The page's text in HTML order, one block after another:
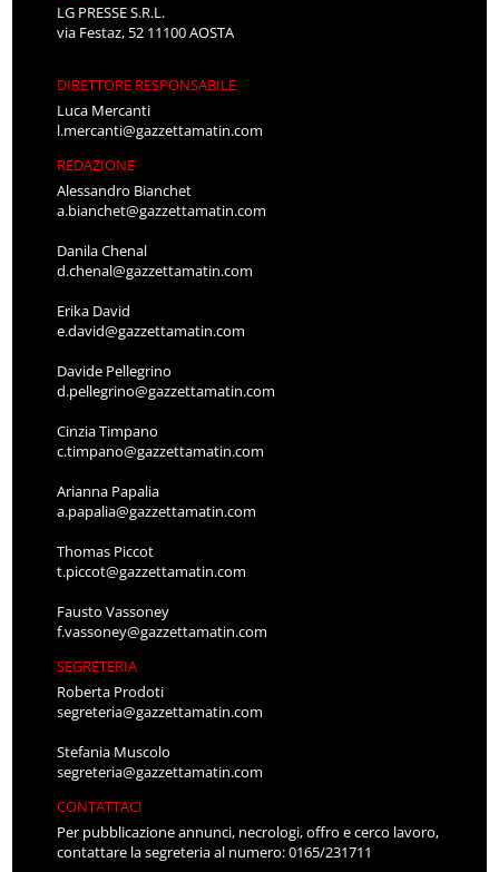
LG PRESSE S.R.L.
via Festaz, 52 11100 AOSTA
DIRETTORE RESPONSABILE
Luca Mercanti
l.mercanti@gazzettamatin.com
REDAZIONE
Alessandro Bianchet
a.bianchet@gazzettamatin.com
Danila Chenal
d.chenal@gazzettamatin.com
Erika David
e.david@gazzettamatin.com
Davide Pellegrino
d.pellegrino@gazzettamatin.com
Cinzia Timpano
c.timpano@gazzettamatin.com
Arianna Papalia
a.papalia@gazzettamatin.com
Thomas Piccot
t.piccot@gazzettamatin.com
Fausto Vassoney
f.vassoney@gazzettamatin.com
SEGRETERIA
Roberta Prodoti
segreteria@gazzettamatin.com
Stefania Muscolo
segreteria@gazzettamatin.com
CONTATTACI
Per pubblicazione annunci, necrologi, offro e cerco lavoro,
contattare la segreteria al numero: 0165/231711